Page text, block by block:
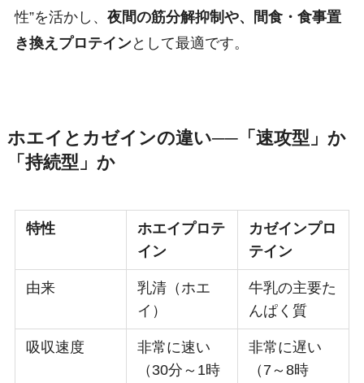
性”を活かし、 夜間の筋分解抑制や、間食・食事置
き換えプロテインとして最適です。
ホエイとカゼインの違い──「速攻型」か
「持続型」か
特性
ホエイプロテ
イン
カゼインプロ
テイン
由来
乳清（ホエ
イ）
牛乳の主要た
んぱく質
吸収速度
非常に速い
（30分～1時
非常に遅い
（7～8時